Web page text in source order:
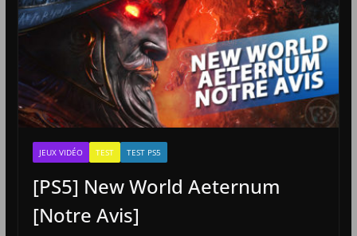
JEUX VIDÉO TEST TEST PS5
[PS5] New World Aeternum
[Notre Avis]